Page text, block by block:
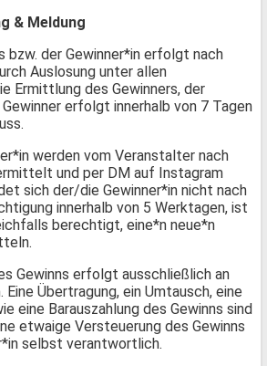
& Meldung
bzw. der Gewinner*in erfolgt nach
Auslosung unter allen
Ermittlung des Gewinners, der
erfolgt innerhalb von 7 Tagen
werden vom Veranstalter nach
und per DM auf Instagram
sich der/die Gewinner*in nicht nach
innerhalb von 5 Werktagen, ist
berechtigt, eine*n neue*n
Gewinns erfolgt ausschließlich an
Eine Übertragung, ein Umtausch, eine
eine Barauszahlung des Gewinns sind
etwaige Versteuerung des Gewinns
selbst verantwortlich.